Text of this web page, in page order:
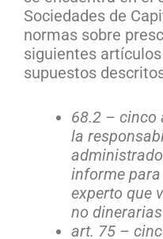
Sociedades de
normas sobre
siguientes
supuestos
68.2 – cinco
la
informe
experto que
no
art. 75 –